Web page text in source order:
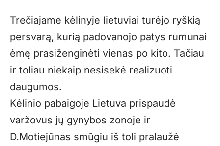
Trečiajame kėlinyje lietuviai turėjo ryškią
persvarą, kurią padovanojo patys rumunai
ėmę prasiženginėti vienas po kito. Tačiau
ir toliau niekaip nesisekė realizuoti
daugumos.
Kėlinio pabaigoje Lietuva prispaudė
varžovus jų gynybos zonoje ir
D.Motiejūnas smūgiu iš toli pralaužė